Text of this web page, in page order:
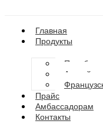
Главная
Продукты
Палубная
Прайс
Амбассадорам
Контакты